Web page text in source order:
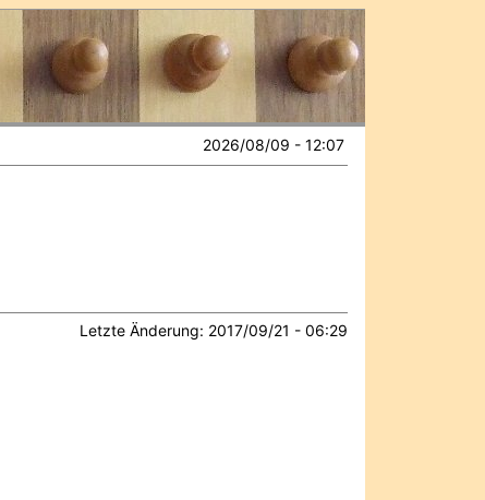
2026/08/09 - 12:07
Letzte Änderung: 2017/09/21 - 06:29